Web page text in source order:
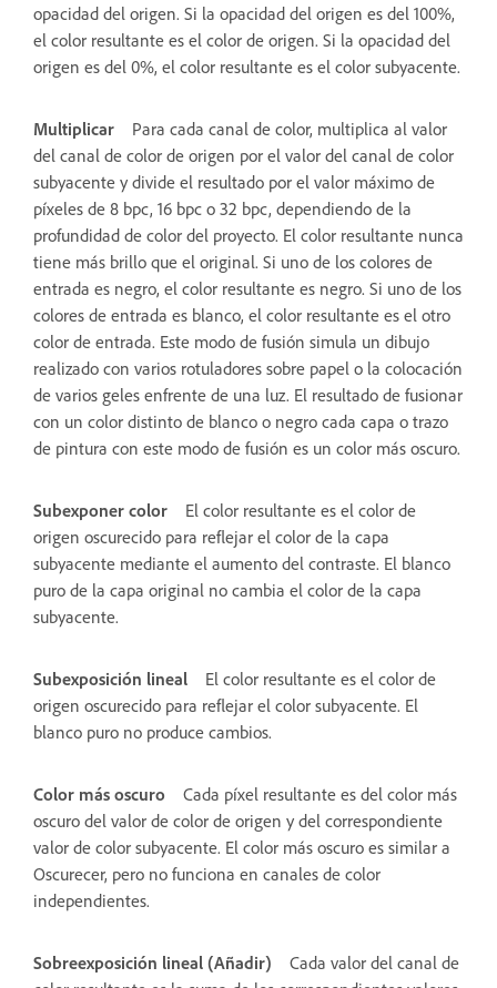
opacidad del origen. Si la opacidad del origen es del 100%,
el color resultante es el color de origen. Si la opacidad del
origen es del 0%, el color resultante es el color subyacente.
Multiplicar
Para cada canal de color, multiplica al valor
del canal de color de origen por el valor del canal de color
subyacente y divide el resultado por el valor máximo de
píxeles de 8 bpc, 16 bpc o 32 bpc, dependiendo de la
profundidad de color del proyecto. El color resultante nunca
tiene más brillo que el original. Si uno de los colores de
entrada es negro, el color resultante es negro. Si uno de los
colores de entrada es blanco, el color resultante es el otro
color de entrada. Este modo de fusión simula un dibujo
realizado con varios rotuladores sobre papel o la colocación
de varios geles enfrente de una luz. El resultado de fusionar
con un color distinto de blanco o negro cada capa o trazo
de pintura con este modo de fusión es un color más oscuro.
Subexponer color
El color resultante es el color de
origen oscurecido para reflejar el color de la capa
subyacente mediante el aumento del contraste. El blanco
puro de la capa original no cambia el color de la capa
subyacente.
Subexposición lineal
El color resultante es el color de
origen oscurecido para reflejar el color subyacente. El
blanco puro no produce cambios.
Color más oscuro
Cada píxel resultante es del color más
oscuro del valor de color de origen y del correspondiente
valor de color subyacente. El color más oscuro es similar a
Oscurecer, pero no funciona en canales de color
independientes.
Sobreexposición lineal (Añadir)
Cada valor del canal de